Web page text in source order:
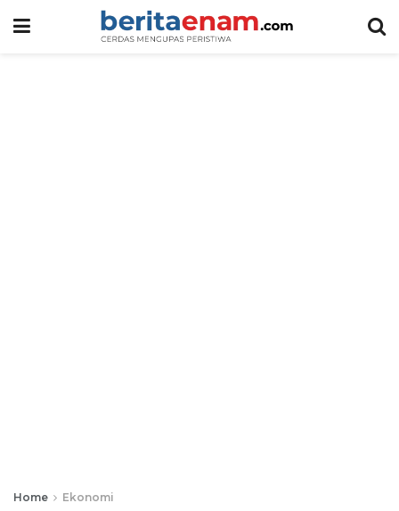
Home Ekonomi